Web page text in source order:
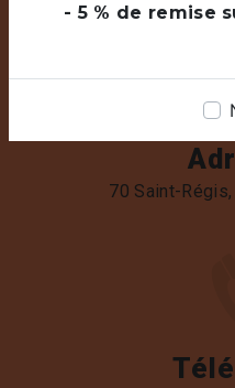
- 5 % de remise
70 Saint-